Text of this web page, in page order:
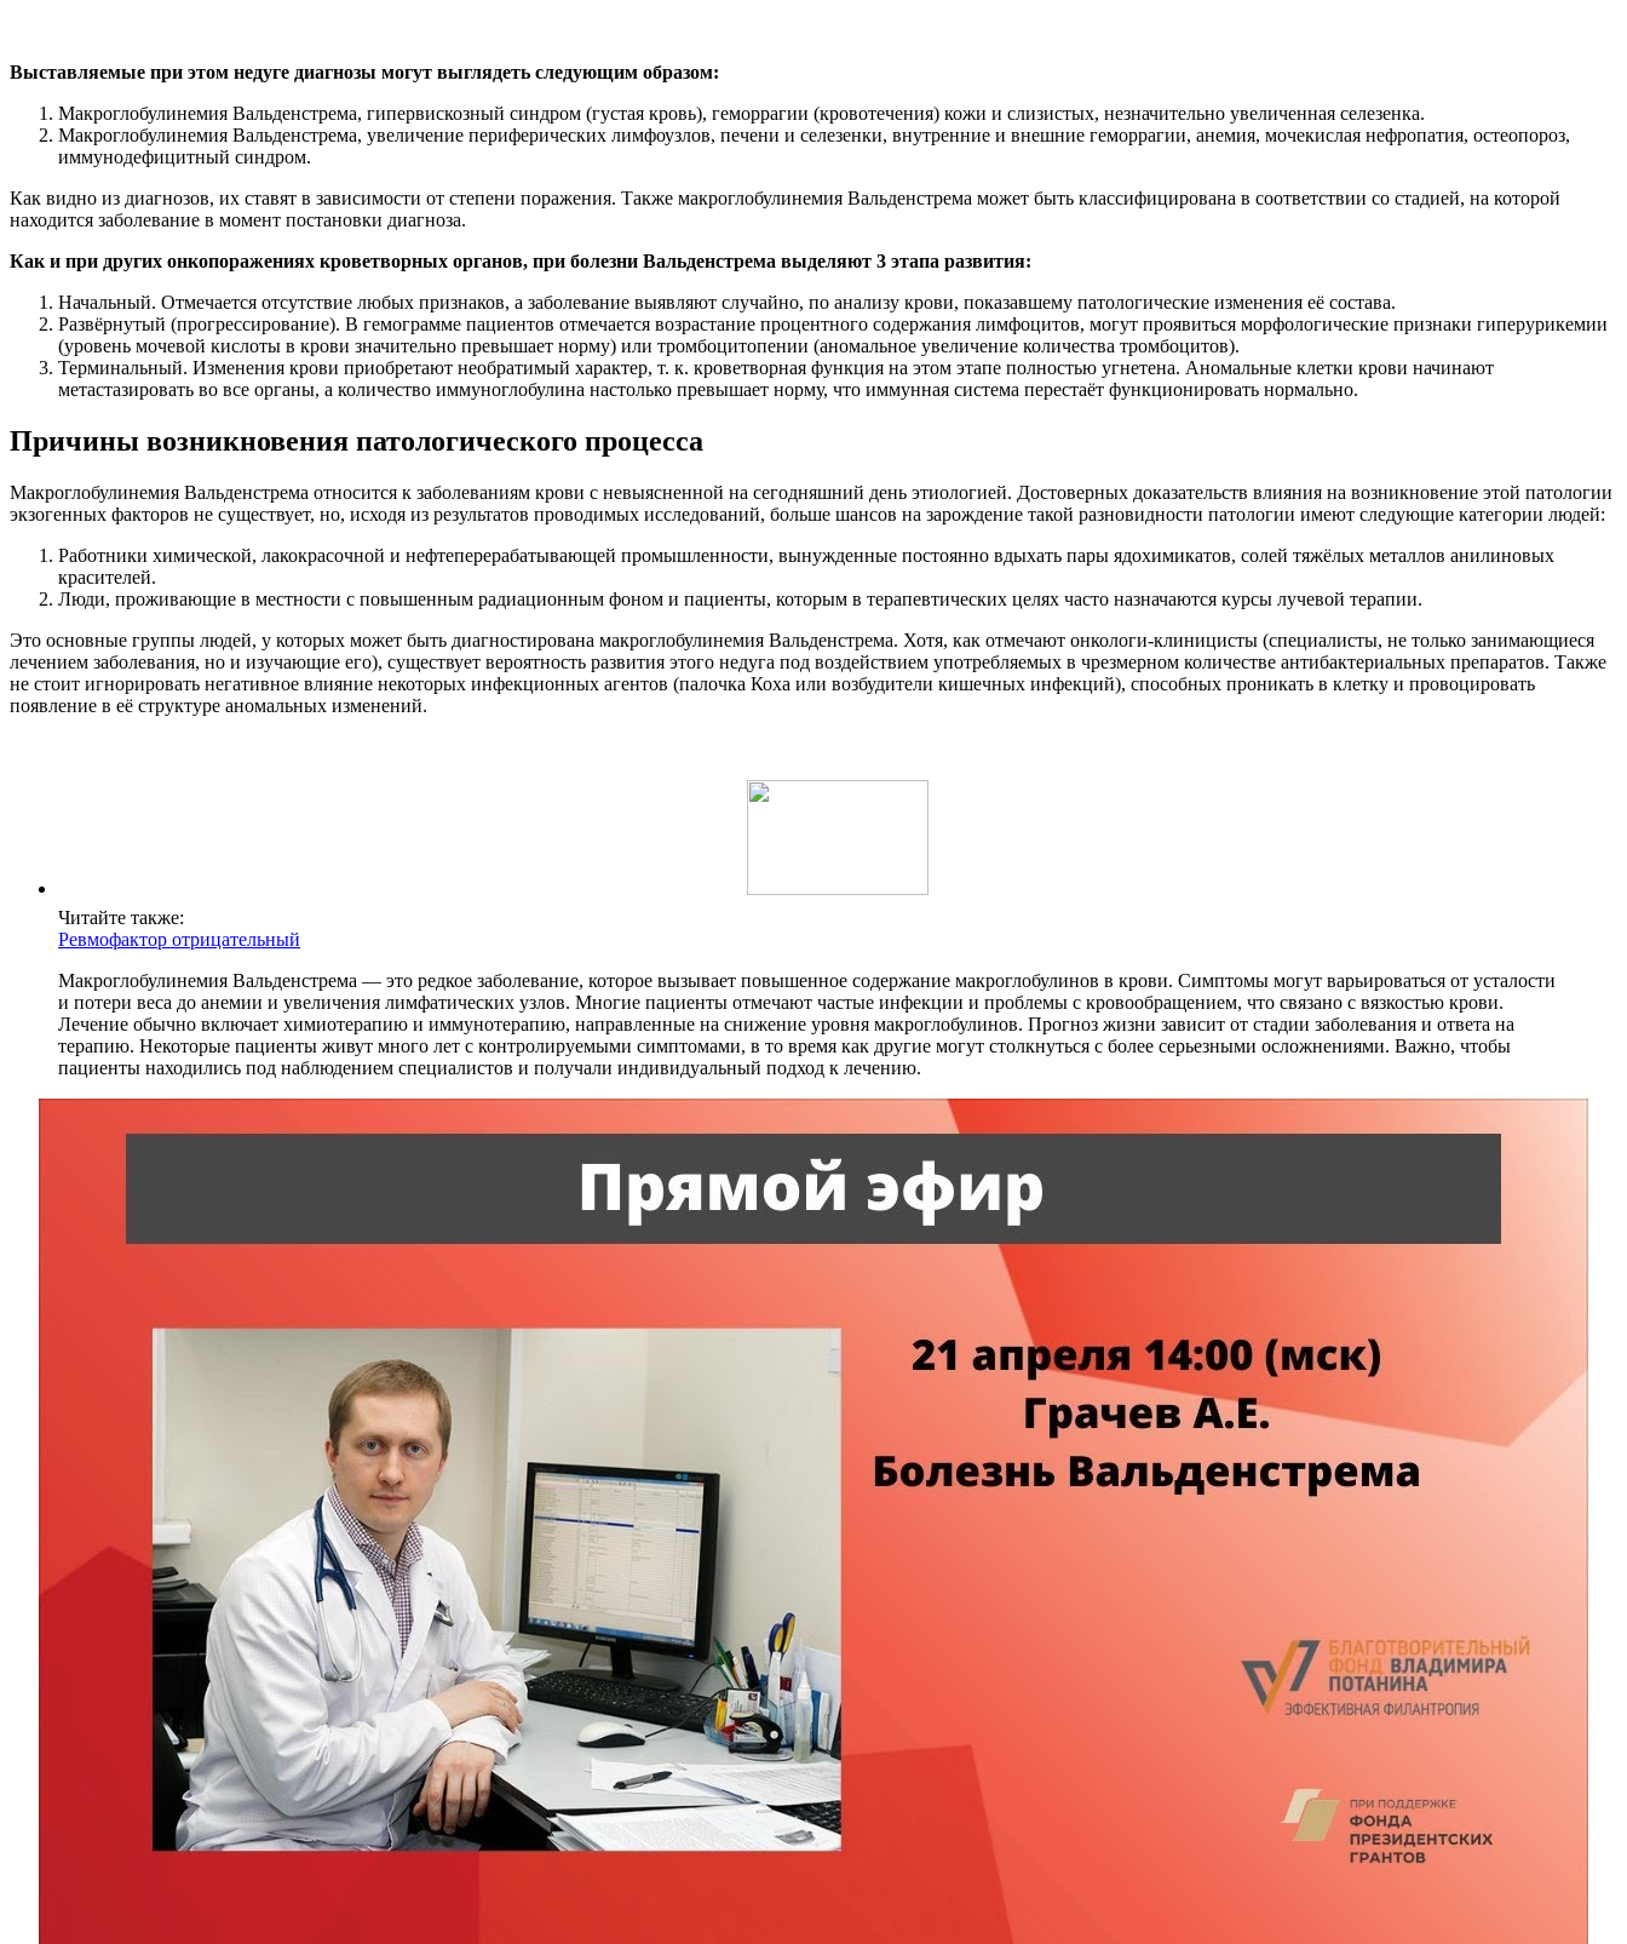
Выставляемые при этом недуге диагнозы могут выглядеть следующим образом:
Макроглобулинемия Вальденстрема, гипервискозный синдром (густая кровь), геморрагии (кровотечения) кожи и слизистых, незначительно увеличенная селезенка.
Макроглобулинемия Вальденстрема, увеличение периферических лимфоузлов, печени и селезенки, внутренние и внешние геморрагии, анемия, мочекислая нефропатия, остеопороз,
иммунодефицитный синдром.
Как видно из диагнозов, их ставят в зависимости от степени поражения. Также макроглобулинемия Вальденстрема может быть классифицирована в соответствии со стадией, на которой
находится заболевание в момент постановки диагноза.
Как и при других онкопоражениях кроветворных органов, при болезни Вальденстрема выделяют 3 этапа развития:
Начальный. Отмечается отсутствие любых признаков, а заболевание выявляют случайно, по анализу крови, показавшему патологические изменения её состава.
Развёрнутый (прогрессирование). В гемограмме пациентов отмечается возрастание процентного содержания лимфоцитов, могут проявиться морфологические признаки гиперурикемии
(уровень мочевой кислоты в крови значительно превышает норму) или тромбоцитопении (аномальное увеличение количества тромбоцитов).
Терминальный. Изменения крови приобретают необратимый характер, т. к. кроветворная функция на этом этапе полностью угнетена. Аномальные клетки крови начинают
метастазировать во все органы, а количество иммуноглобулина настолько превышает норму, что иммунная система перестаёт функционировать нормально.
Причины возникновения патологического процесса
Макроглобулинемия Вальденстрема относится к заболеваниям крови с невыясненной на сегодняшний день этиологией. Достоверных доказательств влияния на возникновение этой патологии
экзогенных факторов не существует, но, исходя из результатов проводимых исследований, больше шансов на зарождение такой разновидности патологии имеют следующие категории людей:
Работники химической, лакокрасочной и нефтеперерабатывающей промышленности, вынужденные постоянно вдыхать пары ядохимикатов, солей тяжёлых металлов анилиновых
красителей.
Люди, проживающие в местности с повышенным радиационным фоном и пациенты, которым в терапевтических целях часто назначаются курсы лучевой терапии.
Это основные группы людей, у которых может быть диагностирована макроглобулинемия Вальденстрема. Хотя, как отмечают онкологи-клиницисты (специалисты, не только занимающиеся
лечением заболевания, но и изучающие его), существует вероятность развития этого недуга под воздействием употребляемых в чрезмерном количестве антибактериальных препаратов. Также
не стоит игнорировать негативное влияние некоторых инфекционных агентов (палочка Коха или возбудители кишечных инфекций), способных проникать в клетку и провоцировать
появление в её структуре аномальных изменений.
Читайте также:
Ревмофактор отрицательный
Макроглобулинемия Вальденстрема — это редкое заболевание, которое вызывает повышенное содержание макроглобулинов в крови. Симптомы могут варьироваться от усталости
и потери веса до анемии и увеличения лимфатических узлов. Многие пациенты отмечают частые инфекции и проблемы с кровообращением, что связано с вязкостью крови.
Лечение обычно включает химиотерапию и иммунотерапию, направленные на снижение уровня макроглобулинов. Прогноз жизни зависит от стадии заболевания и ответа на
терапию. Некоторые пациенты живут много лет с контролируемыми симптомами, в то время как другие могут столкнуться с более серьезными осложнениями. Важно, чтобы
пациенты находились под наблюдением специалистов и получали индивидуальный подход к лечению.